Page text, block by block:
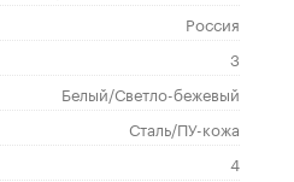
Россия
3
Белый/Светло-бежевый
Сталь/ПУ-кожа
4